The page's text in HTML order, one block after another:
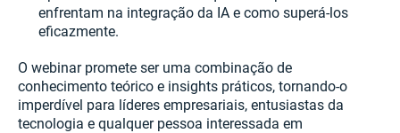
enfrentam na integração da IA e como superá-los
eficazmente.
O webinar promete ser uma combinação de
conhecimento teórico e insights práticos, tornando-o
imperdível para líderes empresariais, entusiastas da
tecnologia e qualquer pessoa interessada em